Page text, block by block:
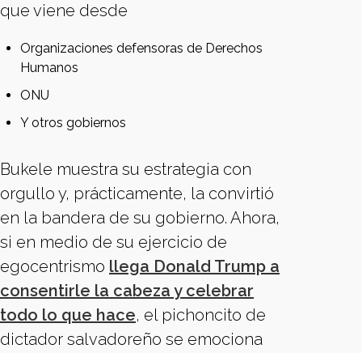
que viene desde
Organizaciones defensoras de Derechos
Humanos
ONU
Y otros gobiernos
Bukele muestra su estrategia con
orgullo y, prácticamente, la convirtió
en la bandera de su gobierno. Ahora,
si en medio de su ejercicio de
egocentrismo llega Donald Trump a
consentirle la cabeza y celebrar
todo lo que hace, el pichoncito de
dictador salvadoreño se emociona